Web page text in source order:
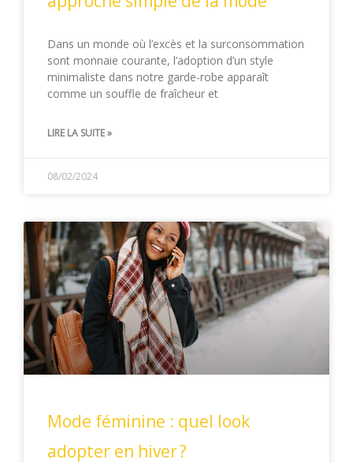
Dans un monde où l’excès et la surconsommation
sont monnaie courante, l’adoption d’un style
minimaliste dans notre garde-robe apparaît
comme un souffle de fraîcheur et
LIRE LA SUITE »
08/02/2024
Mode féminine : quel look
adopter en hiver ?